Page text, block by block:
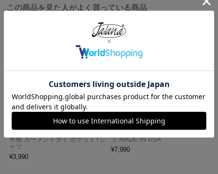
この商品を見た人がよく買っている商品
ロサンゼルスアパレル LOSANGE
LES APPAREL 1809GD 6.5オンス
半袖 ガーメントダイ ポケットTシ
ャツ
¥3,990
キャンバー CAMBER 302 マック
スウェイト 半袖 ポケット Tシャ
ツ MADE IN USA
¥7,990